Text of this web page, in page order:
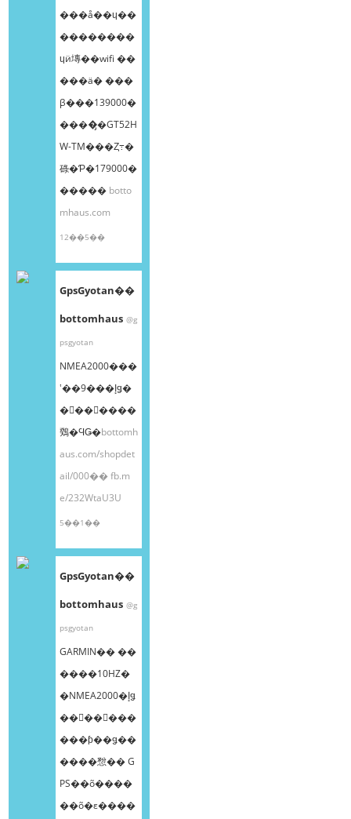
���å��ɥ��
��������
ɥӥ塼��wifi ��
���ä� ���
β���139000�
����̡�GT52H
W-TM���Ȥ߹�
碌�Ƥ�179000�
����� botto
mhaus.com
12��5��
GpsGyotan��
bottomhaus @g
psgyotan
NMEA2000���
ʽ��9���إǥ�
�󥰥��󥵡����
䳫�ϤǤ�bottomh
aus.com/shopdet
ail/000��fb.m
e/232WtaU3U
5��1��
GpsGyotan��
bottomhaus @g
psgyotan
GARMIN�� ��
����10HZ�
�NMEA2000�إǥ
��󥰥��󥵡���
���ƥ��ǥ��
����㥹�� G
PS��õ����
��õ�ε����